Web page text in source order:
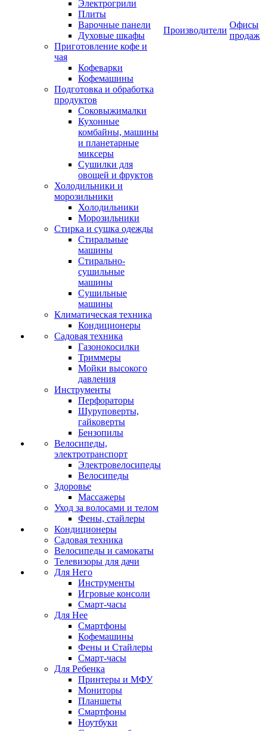
Электрогрили
Плиты
Варочные панели
Духовые шкафы
Приготовление кофе и
чая
Кофеварки
Кофемашины
Подготовка и обработка
продуктов
Соковыжималки
Кухонные
комбайны, машины
и планетарные
миксеры
Сушилки для
овощей и фруктов
Холодильники и
морозильники
Холодильники
Морозильники
Стирка и сушка одежды
Стиральные
машины
Стирально-
сушильные
машины
Сушильные
машины
Климатическая техника
Кондиционеры
Садовая техника
Газонокосилки
Триммеры
Мойки высокого
давления
Инструменты
Перфораторы
Шуруповерты,
гайковерты
Бензопилы
Велосипеды,
электротранспорт
Электровелосипеды
Велосипеды
Здоровье
Массажеры
Уход за волосами и телом
Фены, стайлеры
Кондиционеры
Садовая техника
Велосипеды и самокаты
Телевизоры для дачи
Для Него
Инструменты
Игровые консоли
Смарт-часы
Для Нее
Смартфоны
Кофемашины
Фены и Стайлеры
Смарт-часы
Для Ребенка
Принтеры и МФУ
Мониторы
Планшеты
Смартфоны
Ноутбуки
Производители
Офисы
продаж